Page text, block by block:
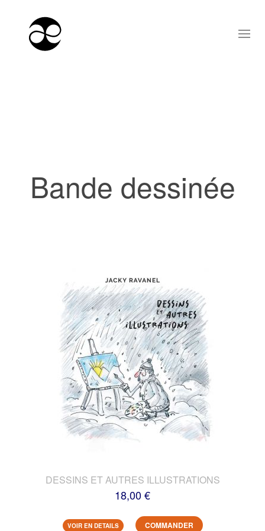
Bande dessinée
DESSINS ET AUTRES ILLUSTRATIONS
18,00 €
VOIR EN DETAILS COMMANDER